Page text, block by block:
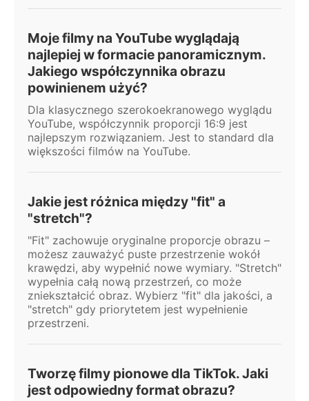
Moje filmy na YouTube wyglądają
najlepiej w formacie panoramicznym.
Jakiego współczynnika obrazu
powinienem użyć?
Dla klasycznego szerokoekranowego wyglądu
YouTube, współczynnik proporcji 16:9 jest
najlepszym rozwiązaniem. Jest to standard dla
większości filmów na YouTube.
Jakie jest różnica między "fit" a
"stretch"?
"Fit" zachowuje oryginalne proporcje obrazu –
możesz zauważyć puste przestrzenie wokół
krawędzi, aby wypełnić nowe wymiary. "Stretch"
wypełnia całą nową przestrzeń, co może
zniekształcić obraz. Wybierz "fit" dla jakości, a
"stretch" gdy priorytetem jest wypełnienie
przestrzeni.
Tworzę filmy pionowe dla TikTok. Jaki
jest odpowiedny format obrazu?